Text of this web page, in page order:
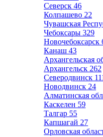
Северск 46
Колпашево 22
Чувашская
Чебоксары 329
Новочебоксарск
Канаш 43
Архангельская
Архангельск 262
Северодвинск
Новодвинск 24
Алматинская
Каскелен 59
Талгар 55
Капшагай 27
Орловская